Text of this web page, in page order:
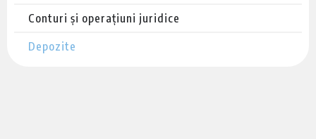
Conturi și operațiuni juridice
Depozite